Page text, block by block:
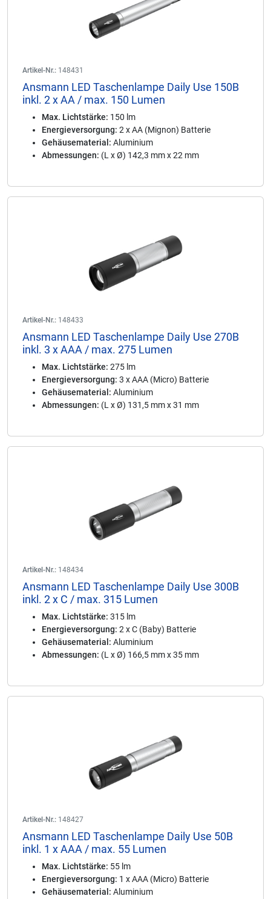
Artikel-Nr.: 148431
Ansmann LED Taschenlampe Daily Use 150B
inkl. 2 x AA / max. 150 Lumen
Max. Lichtstärke: 150 lm
Energieversorgung: 2 x AA (Mignon) Batterie
Gehäusematerial: Aluminium
Abmessungen: (L x Ø) 142,3 mm x 22 mm
Artikel-Nr.: 148433
Ansmann LED Taschenlampe Daily Use 270B
inkl. 3 x AAA / max. 275 Lumen
Max. Lichtstärke: 275 lm
Energieversorgung: 3 x AAA (Micro) Batterie
Gehäusematerial: Aluminium
Abmessungen: (L x Ø) 131,5 mm x 31 mm
Artikel-Nr.: 148434
Ansmann LED Taschenlampe Daily Use 300B
inkl. 2 x C / max. 315 Lumen
Max. Lichtstärke: 315 lm
Energieversorgung: 2 x C (Baby) Batterie
Gehäusematerial: Aluminium
Abmessungen: (L x Ø) 166,5 mm x 35 mm
Artikel-Nr.: 148427
Ansmann LED Taschenlampe Daily Use 50B
inkl. 1 x AAA / max. 55 Lumen
Max. Lichtstärke: 55 lm
Energieversorgung: 1 x AAA (Micro) Batterie
Gehäusematerial: Aluminium